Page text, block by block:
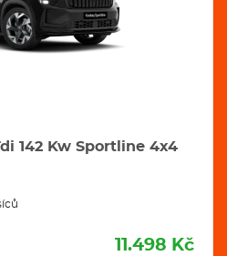
142 Kw Excl. Selection
11.799 Kč